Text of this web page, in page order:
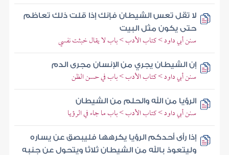
لا تقل تعس الشيطان فإنك إذا قلت ذلك تعاظم
حتى يكون مثل البيت
سنن أبي داود > كتاب الأدب > باب لا يقال خبثت نفسي
إن الشيطان يجري من الإنسان مجرى الدم
سنن أبي داود > كتاب الأدب > باب في حسن الظن
الرؤيا من الله والحلم من الشيطان
سنن أبي داود > كتاب الأدب > باب ما جاء في الرؤيا
إذا رأى أحدكم الرؤيا يكرهها فليبصق عن يساره
وليتعوذ بالله من الشيطان ثلاثا ويتحول عن جنبه